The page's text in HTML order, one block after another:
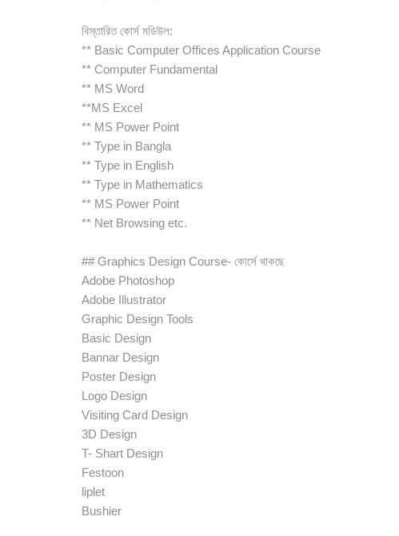
বিস্তারিত কোর্স মডিউল:
** Basic Computer Offices Application Course
** Computer Fundamental
** MS Word
**MS Excel
** MS Power Point
** Type in Bangla
** Type in English
** Type in Mathematics
** MS Power Point
** Net Browsing etc.
## Graphics Design Course- কোর্সে থাকছে
Adobe Photoshop
Adobe Illustrator
Graphic Design Tools
Basic Design
Bannar Design
Poster Design
Logo Design
Visiting Card Design
3D Design
T- Shart Design
Festoon
liplet
Bushier